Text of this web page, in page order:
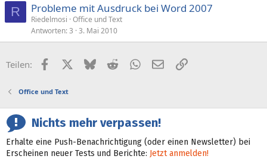
R Probleme mit Ausdruck bei Word 2007
Riedelmosi Office und Text
Antworten 3 3. Mai 2010
Teilen: FacebookX (Twitter)
BlueskyRedditWhatsApp
E-MailLink
Office und Text
Nichts mehr verpassen!
Erhalte eine Push-Benachrichtigung (oder einen Newsletter) bei
Erscheinen neuer Tests und Berichte: Jetzt anmelden!